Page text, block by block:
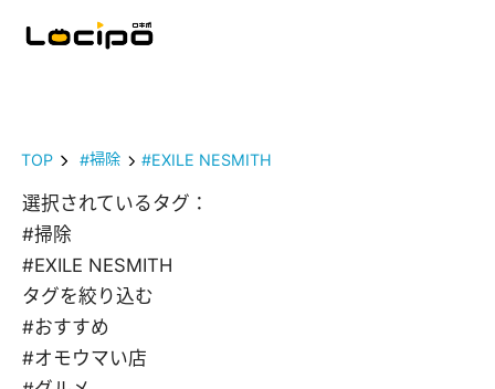
TOP #掃除 #EXILE NESMITH
選択されているタグ：
#掃除
#EXILE NESMITH
タグを絞り込む
#おすすめ
#オモウマい店